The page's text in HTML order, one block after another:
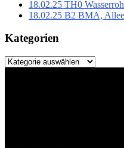
18.02.25 TH0
18.02.25 B2 BMA,
Kategorien
Kategorien